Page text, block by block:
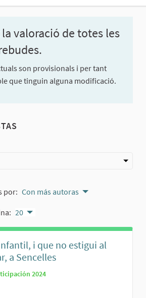
valoració de totes les
son provisionals i per tant
que tinguin alguna modificació.
por: Con más autoras
20
i que no estigui al
a Sencelles
2024